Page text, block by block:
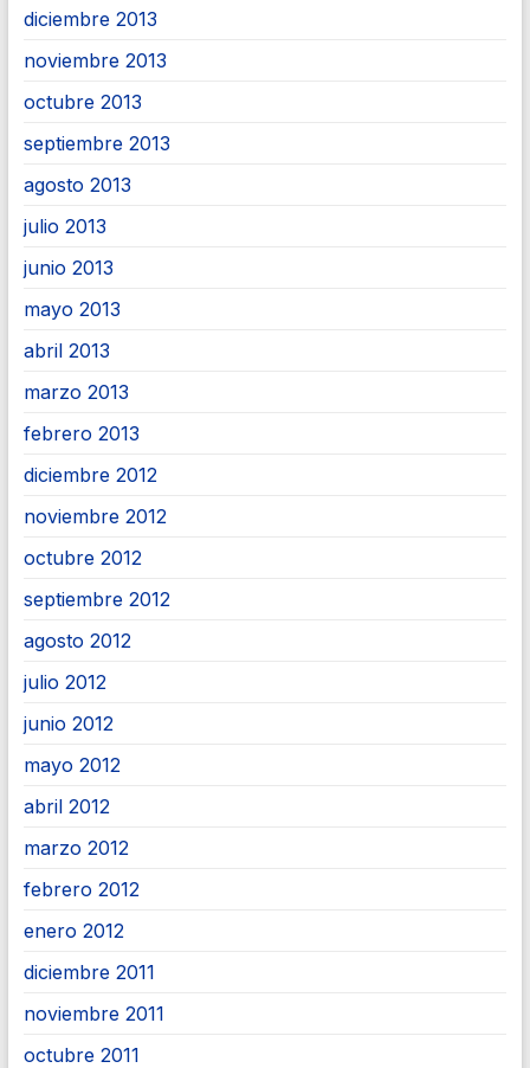
diciembre 2013
noviembre 2013
octubre 2013
septiembre 2013
agosto 2013
julio 2013
junio 2013
mayo 2013
abril 2013
marzo 2013
febrero 2013
diciembre 2012
noviembre 2012
octubre 2012
septiembre 2012
agosto 2012
julio 2012
junio 2012
mayo 2012
abril 2012
marzo 2012
febrero 2012
enero 2012
diciembre 2011
noviembre 2011
octubre 2011